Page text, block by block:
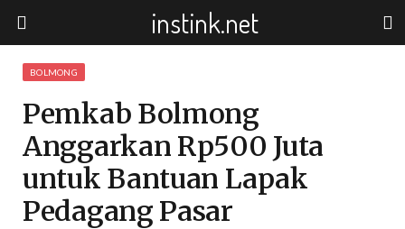
BOLMONG
Pemkab Bolmong
Anggarkan Rp500 Juta
untuk Bantuan Lapak
Pedagang Pasar
instink.net